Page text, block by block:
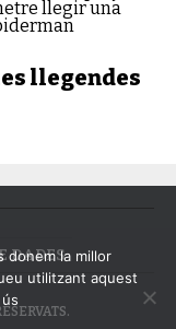
llegendes
DADES
donem la millor
utilitzant aquest